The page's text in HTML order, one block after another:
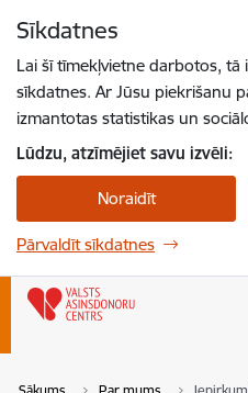
Sīkdatnes
Lai šī tīmekļvietne darbotos,
sīkdatnes. Ar Jūsu piekrišanu
izmantotas statistikas un
Lūdzu, atzīmējiet savu izvēli:
Noraidīt
Pārvaldīt sīkdatnes